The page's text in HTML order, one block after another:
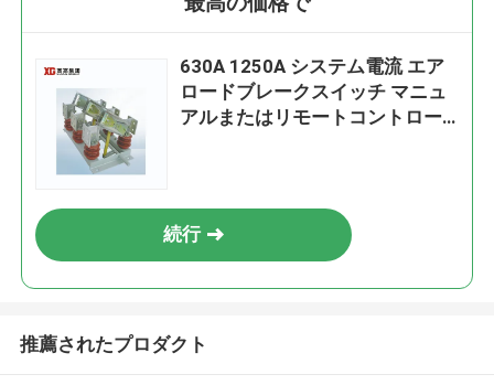
630A 1250A システム電流 エア
ロードブレークスイッチ マニュ
アルまたはリモートコントロー
続行
推薦されたプロダクト